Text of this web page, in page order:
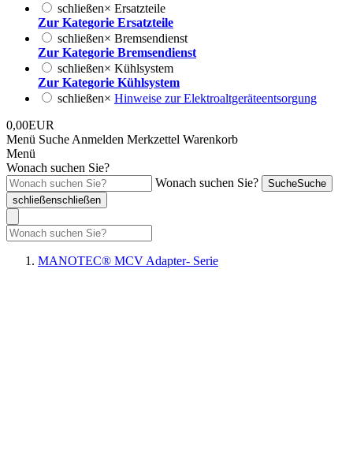
schließen× Ersatzteile
Zur Kategorie Ersatzteile
schließen× Bremsendienst
Zur Kategorie Bremsendienst
schließen× Kühlsystem
Zur Kategorie Kühlsystem
schließen× Hinweise zur Elektroaltgeräteentsorgung
0,00EUR
Menü Suche Anmelden Merkzettel Warenkorb
Menü
Wonach suchen Sie?
Wonach suchen Sie?
SucheSuche
schließenschließen
MANOTEC® MCV Adapter- Serie